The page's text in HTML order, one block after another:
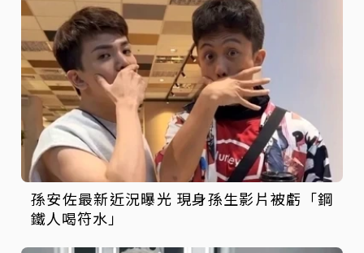
孫安佐最新近況曝光 現身孫生影片被虧「鋼
鐵人喝符水」